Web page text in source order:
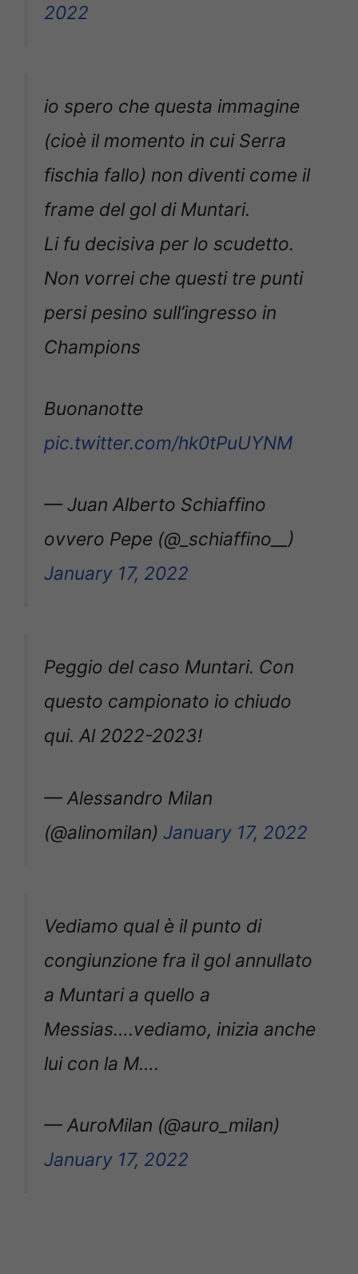
2022
io spero che questa immagine
(cioè il momento in cui Serra
fischia fallo) non diventi come il
frame del gol di Muntari.
Li fu decisiva per lo scudetto.
Non vorrei che questi tre punti
persi pesino sull’ingresso in
Champions
Buonanotte
pic.twitter.com/hk0tPuUYNM
— Juan Alberto Schiaffino
ovvero Pepe (@_schiaffino__)
January 17, 2022
Peggio del caso Muntari. Con
questo campionato io chiudo
qui. Al 2022-2023!
— Alessandro Milan
(@alinomilan) January 17, 2022
Vediamo qual è il punto di
congiunzione fra il gol annullato
a Muntari a quello a
Messias….vediamo, inizia anche
lui con la M….
— AuroMilan (@auro_milan)
January 17, 2022